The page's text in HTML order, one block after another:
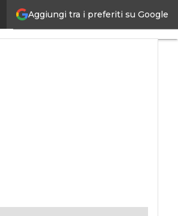
Aggiungi tra i preferiti su Google